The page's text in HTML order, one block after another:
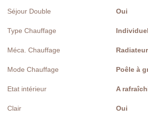
Séjour Double Oui
Type Chauffage Individuel
Méca. Chauffage Radiateur
Mode Chauffage Poêle à
Etat intérieur A
Clair Oui